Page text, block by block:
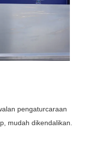
pengaturcaraan
mudah dikendalikan.